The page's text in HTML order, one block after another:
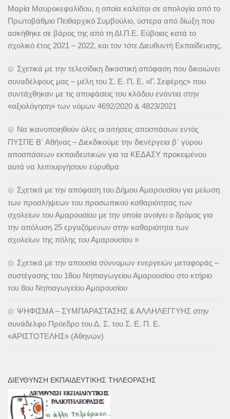
Μαρία Μαυροκεφαλίδου, η οποία καλείται σε απολογία από το
Πρωτοβάθμιο Πειθαρχικό Συμβούλιο, ύστερα από δίωξη που
ασκήθηκε σε βάρος της από τη ΔΙ.Π.Ε. Εύβοιας κατά το
σχολικό έτος 2021 – 2022, και τον τότε Διευθυντή Εκπαίδευσης.
Σχετικά με την τελεσίδικη δικαστική απόφαση που δικαιώνει
συναδέλφους μας – μέλη του Σ. Ε. Π. Ε. «Γ. Σεφέρης» που
συντάχθηκαν με τις αποφάσεις του κλάδου ενάντια στην
«αξιολόγηση» των νόμων 4692/2020 & 4823/2021
Να ικανοποιηθούν όλες οι αιτήσεις αποσπάσων εντός
ΠΥΣΠΕ Β΄ Αθήνας – Διεκδικούμε την διενέργεια β΄ γύρου
αποσπάσεων εκπαιδευτικών για τα ΚΕΔΑΣΥ προκειμένου
αυτά να λειτουργήσουν εύρυθμα
Σχετικά με την απόφαση του Δήμου Αμαρουσίου για μείωση
των προσλήψεων του προσωπικού καθαριότητας των
σχολείων του Αμαρουσίου με την οποία ανοίγει ο δρόμος για
την απόλυση 25 εργαζόμενων στην καθαριότητα των
σχολείων της πόλης του Αμαρουσίου »
Σχετικά με την απουσία σύννομων ενεργειών μεταφοράς –
συστέγασης του 18ου Νηπιαγωγείου Αμαρουσίου στο κτήριο
του 8ου Νηπιαγωγείου Αμαρουσίου
ΨΗΦΙΣΜΑ – ΣΥΜΠΑΡΑΣΤΑΣΗΣ & ΑΛΛΗΛΕΓΓΥΗΣ στην
συνάδελφο Πρόεδρο του Δ. Σ. του Σ. Ε. Π. Ε.
«ΑΡΙΣΤΟΤΕΛΗΣ» (Αθηνών)
ΔΙΕΎΘΥΝΣΗ ΕΚΠΑΙΔΕΥΤΙΚΉΣ ΤΗΛΕΌΡΑΣΗΣ